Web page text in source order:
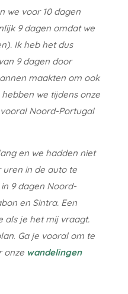
we voor 10 dagen
9 dagen omdat we
Ik heb het dus
9 dagen door
maakten om ook
we tijdens onze
Noord-Portugal
en we hadden niet
in de auto te
9 dagen Noord-
en Sintra. Een
als je het mij vraagt.
. Ga je vooral om te
onze wandelingen